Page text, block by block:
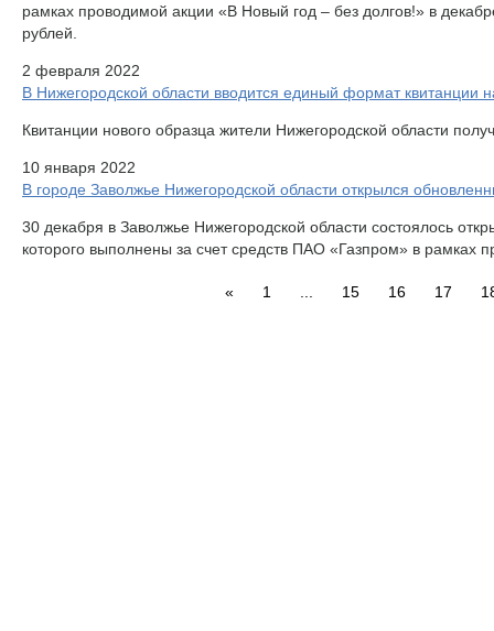
рамках проводимой акции «В Новый год – без долгов!» в
рублей.
2 февраля 2022
В Нижегородской области вводится единый формат квитанции
Квитанции нового образца жители Нижегородской области
10 января 2022
В городе Заволжье Нижегородской области открылся
30 декабря в Заволжье Нижегородской области состоялось
которого выполнены за счет средств ПАО «Газпром» в
« 1 15 16 17